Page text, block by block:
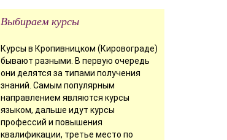
Выбираем курсы
Курсы в Кропивницком (Кировограде)
бывают разными. В первую очередь
они делятся за типами получения
знаний. Самым популярным
направлением являются курсы
языком, дальше идут курсы
профессий и повышения
квалификации, третье место по